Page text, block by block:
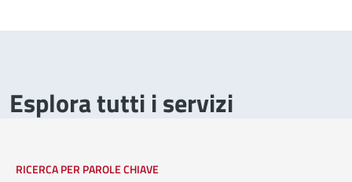
Esplora tutti i servizi
RICERCA PER PAROLE CHIAVE